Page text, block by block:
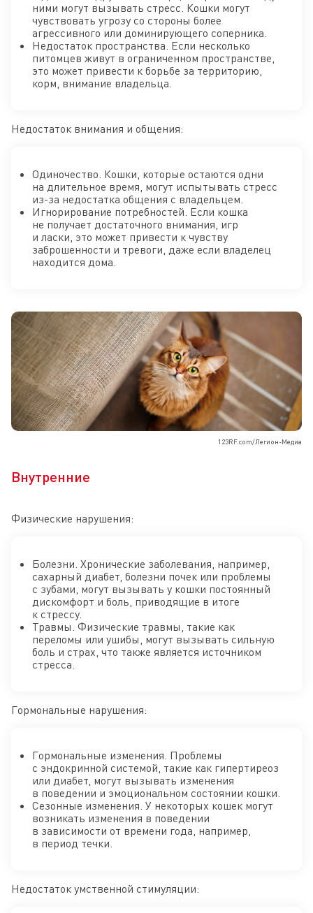
ними могут вызывать стресс. Кошки могут
чувствовать угрозу со стороны более
агрессивного или доминирующего соперника.
Недостаток пространства. Если несколько
питомцев живут в ограниченном пространстве,
это может привести к борьбе за территорию,
корм, внимание владельца.
Недостаток внимания и общения:
Одиночество. Кошки, которые остаются одни
на длительное время, могут испытывать стресс
из-за недостатка общения с владельцем.
Игнорирование потребностей. Если кошка
не получает достаточного внимания, игр
и ласки, это может привести к чувству
заброшенности и тревоги, даже если владелец
находится дома.
123RF.com/Легион-Медиа
Внутренние
Физические нарушения:
Болезни. Хронические заболевания, например,
сахарный диабет, болезни почек или проблемы
с зубами, могут вызывать у кошки постоянный
дискомфорт и боль, приводящие в итоге
к стрессу.
Травмы. Физические травмы, такие как
переломы или ушибы, могут вызывать сильную
боль и страх, что также является источником
стресса.
Гормональные нарушения:
Гормональные изменения. Проблемы
с эндокринной системой, такие как гипертиреоз
или диабет, могут вызывать изменения
в поведении и эмоциональном состоянии кошки.
Сезонные изменения. У некоторых кошек могут
возникать изменения в поведении
в зависимости от времени года, например,
в период течки.
Недостаток умственной стимуляции: